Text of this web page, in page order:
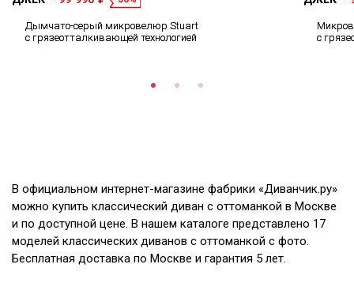
Дымчато-серый микровелюр Stuart
с грязеотталкивающей технологией
с
В официальном интернет-магазине фабрики «Диванчик.ру»
можно купить классический диван с оттоманкой в Москве
и по доступной цене. В нашем каталоге представлено 17
моделей классических диванов с оттоманкой с фото.
Бесплатная доставка по Москве и гарантия 5 лет.